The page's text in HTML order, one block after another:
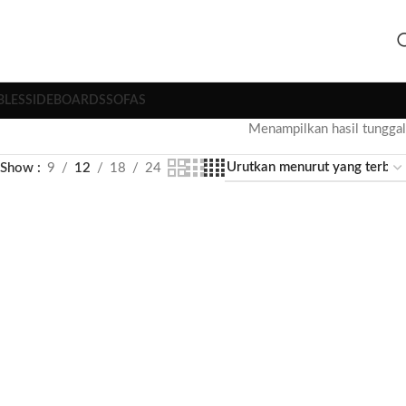
SIDEBOARDSSOFAS
Menampilkan hasil tunggal
Show 9 12 18 24